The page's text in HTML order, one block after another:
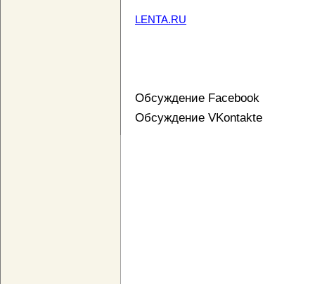
LENTA.RU
Обсуждение Facebook
Обсуждение VKontakte